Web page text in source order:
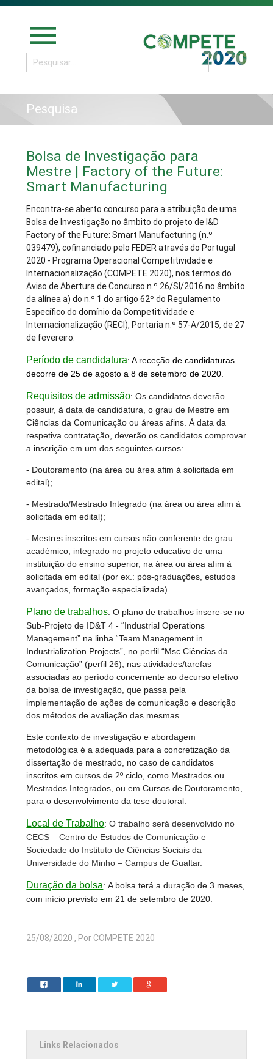
menu
Pesquisa
Bolsa de Investigação para
Mestre | Factory of the Future:
Smart Manufacturing
Encontra-se aberto concurso para a atribuição de uma
Bolsa de Investigação no âmbito do projeto de I&D
Factory of the Future: Smart Manufacturing (n.º
039479), cofinanciado pelo FEDER através do Portugal
2020 - Programa Operacional Competitividade e
Internacionalização (COMPETE 2020), nos termos do
Aviso de Abertura de Concurso n.º 26/SI/2016 no âmbito
da alínea a) do n.º 1 do artigo 62º do Regulamento
Específico do domínio da Competitividade e
Internacionalização (RECI), Portaria n.º 57-A/2015, de 27
de fevereiro.
Período de candidatura:A receção de candidaturas
decorre de 25 de agosto a 8 de setembro de 2020.
Requisitos de admissão: Os candidatos deverão
possuir, à data de candidatura, o grau de Mestre em
Ciências da Comunicação ou áreas afins. À data da
respetiva contratação, deverão os candidatos comprovar
a inscrição em um dos seguintes cursos:
- Doutoramento (na área ou área afim à solicitada em
edital);
- Mestrado/Mestrado Integrado (na área ou área afim à
solicitada em edital);
- Mestres inscritos em cursos não conferente de grau
académico, integrado no projeto educativo de uma
instituição do ensino superior, na área ou área afim à
solicitada em edital (por ex.: pós-graduações, estudos
avançados, formação especializada).
Plano de trabalhos:O plano de trabalhos insere-se no
Sub-Projeto de ID&T 4 - “Industrial Operations
Management” na linha “Team Management in
Industrialization Projects”, no perfil “Msc Ciências da
Comunicação” (perfil 26), nas atividades/tarefas
associadas ao período concernente ao decurso efetivo
da bolsa de investigação, que passa pela
implementação de ações de comunicação e descrição
dos métodos de avaliação das mesmas.
Este contexto de investigação e abordagem
metodológica é a adequada para a concretização da
dissertação de mestrado, no caso de candidatos
inscritos em cursos de 2º ciclo, como Mestrados ou
Mestrados Integrados, ou em Cursos de Doutoramento,
para o desenvolvimento da tese doutoral.
Local de Trabalho:O trabalho será desenvolvido no
CECS – Centro de Estudos de Comunicação e
Sociedade do Instituto de Ciências Sociais da
Universidade do Minho – Campus de Gualtar.
Duração da bolsa: A bolsa terá a duração de 3 meses,
com início previsto em 21 de setembro de 2020.
25/08/2020 , Por COMPETE 2020
Links Relacionados